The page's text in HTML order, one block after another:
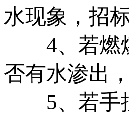
水现象，招
4、若燃煤
否有水渗出
5、若手捏